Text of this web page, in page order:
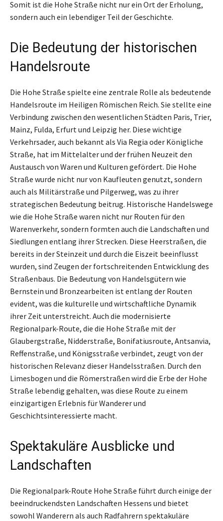
Somit ist die Hohe Straße nicht nur ein Ort der Erholung,
sondern auch ein lebendiger Teil der Geschichte.
Die Bedeutung der historischen
Handelsroute
Die Hohe Straße spielte eine zentrale Rolle als bedeutende
Handelsroute im Heiligen Römischen Reich. Sie stellte eine
Verbindung zwischen den wesentlichen Städten Paris, Trier,
Mainz, Fulda, Erfurt und Leipzig her. Diese wichtige
Verkehrsader, auch bekannt als Via Regia oder Königliche
Straße, hat im Mittelalter und der frühen Neuzeit den
Austausch von Waren und Kulturen gefördert. Die Hohe
Straße wurde nicht nur von Kaufleuten genutzt, sondern
auch als Militärstraße und Pilgerweg, was zu ihrer
strategischen Bedeutung beitrug. Historische Handelswege
wie die Hohe Straße waren nicht nur Routen für den
Warenverkehr, sondern formten auch die Landschaften und
Siedlungen entlang ihrer Strecken. Diese Heerstraßen, die
bereits in der Steinzeit und durch die Eiszeit beeinflusst
wurden, sind Zeugen der fortschreitenden Entwicklung des
Straßenbaus. Die Bedeutung von Handelsgütern wie
Bernstein und Bronzearbeiten ist entlang der Routen
evident, was die kulturelle und wirtschaftliche Dynamik
ihrer Zeit unterstreicht. Auch die modernisierte
Regionalpark-Route, die die Hohe Straße mit der
Glaubergstraße, Nidderstraße, Bonifatiusroute, Antsanvia,
Reffenstraße, und Königsstraße verbindet, zeugt von der
historischen Relevanz dieser Handelsstraßen. Durch den
Limesbogen und die Römerstraßen wird die Erbe der Hohe
Straße lebendig gehalten, was diese Route zu einem
einzigartigen Erlebnis für Wanderer und
Geschichtsinteressierte macht.
Spektakuläre Ausblicke und
Landschaften
Die Regionalpark-Route Hohe Straße führt durch einige der
beeindruckendsten Landschaften Hessens und bietet
sowohl Wanderern als auch Radfahrern spektakuläre